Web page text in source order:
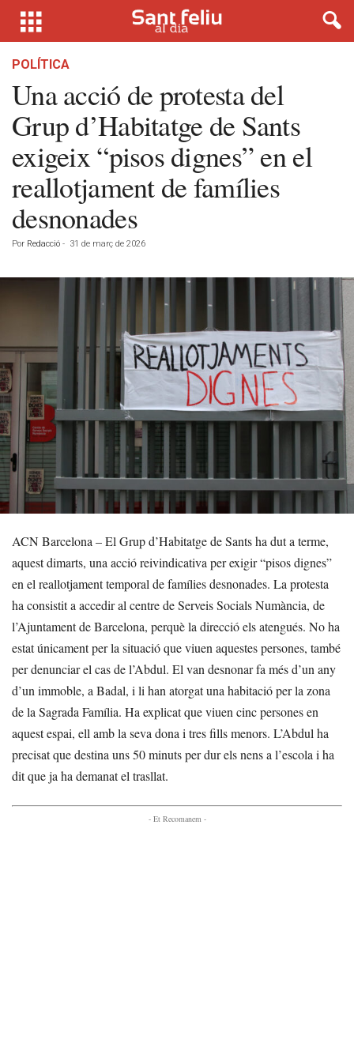
POLÍTICA
Una acció de protesta del
Grup d’Habitatge de Sants
exigeix “pisos dignes” en el
reallotjament de famílies
desnonades
Por Redacció - 31 de març de 2026
ACN Barcelona – El Grup d’Habitatge de Sants ha dut a terme,
aquest dimarts, una acció reivindicativa per exigir “pisos dignes”
en el reallotjament temporal de famílies desnonades. La protesta
ha consistit a accedir al centre de Serveis Socials Numància, de
l’Ajuntament de Barcelona, perquè la direcció els atengués. No ha
estat únicament per la situació que viuen aquestes persones, també
per denunciar el cas de l’Abdul. El van desnonar fa més d’un any
d’un immoble, a Badal, i li han atorgat una habitació per la zona
de la Sagrada Família. Ha explicat que viuen cinc persones en
aquest espai, ell amb la seva dona i tres fills menors. L’Abdul ha
precisat que destina uns 50 minuts per dur els nens a l’escola i ha
dit que ja ha demanat el trasllat.
- Et Recomanem -